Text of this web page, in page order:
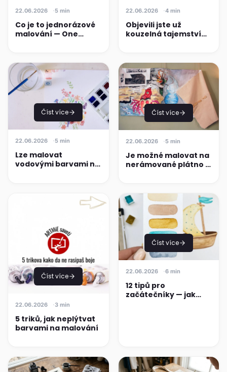
22.06.2026 5 min
Co je to jednorázové
malování — One
22.06.2026 4 min
Objevili jste už
kouzelná tajemství
Číst více
22.06.2026 5 min
Lze malovat
vodovými barvami na
Číst více
22.06.2026 5 min
Je možné malovat na
nerámované plátno a
Číst více
22.06.2026 3 min
5 triků, jak neplýtvat
barvami na malování
Číst více
22.06.2026 6 min
12 tipů pro
začátečníky — jak